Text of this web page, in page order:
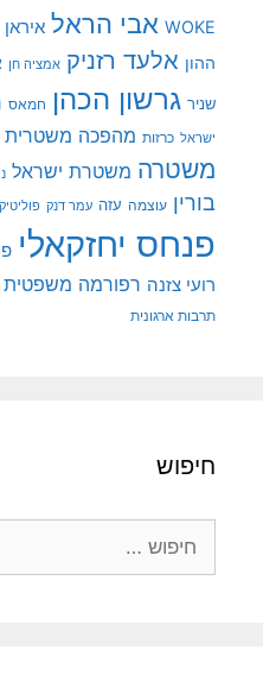
WOKE אבי הראל איראן
ההון אלעד רזניק אמציה חן
שניר גרשון הכהן חמאס
ישראל כרזות מהפכה משטרית
משטרה משטרת ישראל
בורין עוצמה עזה עמר דנק
פנחס יחזקאלי
רועי צזנה רפורמה משפטית
תרבות ארגונית
חיפוש